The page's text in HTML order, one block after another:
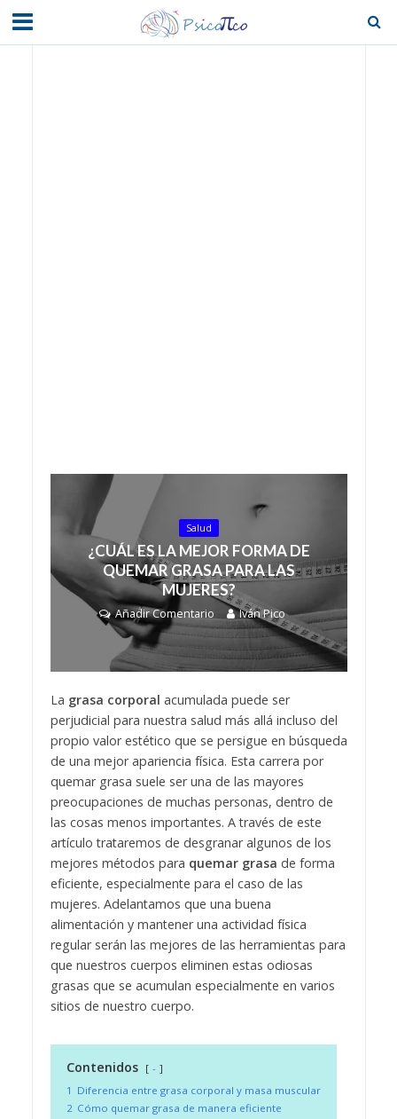
Salud
¿CUÁL ES LA MEJOR FORMA DE
QUEMAR GRASA PARA LAS
MUJERES?
Añadir Comentario Iván Pico
La grasa corporal acumulada puede ser
perjudicial para nuestra salud más allá incluso del
propio valor estético que se persigue en búsqueda
de una mejor apariencia física. Esta carrera por
quemar grasa suele ser una de las mayores
preocupaciones de muchas personas, dentro de
las cosas menos importantes. A través de este
artículo trataremos de desgranar algunos de los
mejores métodos para quemar grasa de forma
eficiente, especialmente para el caso de las
mujeres. Adelantamos que una buena
alimentación y mantener una actividad física
regular serán las mejores de las herramientas para
que nuestros cuerpos eliminen estas odiosas
grasas que se acumulan especialmente en varios
sitios de nuestro cuerpo.
Contenidos
-
1 Diferencia entre grasa corporal y masa muscular
2 Cómo quemar grasa de manera eficiente